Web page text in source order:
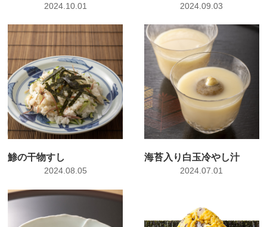
2024.10.01 2024.09.03
鯵の干物すし
2024.08.05
海苔入り白玉冷やし汁
2024.07.01